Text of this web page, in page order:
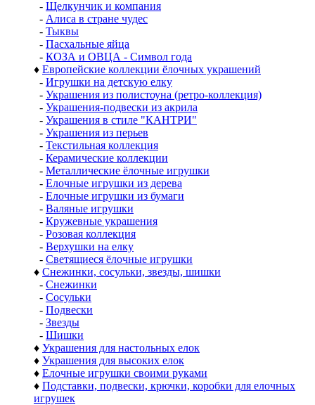
- Щелкунчик и компания
- Алиса в стране чудес
- Тыквы
- Пасхальные яйца
- КОЗА и ОВЦА - Символ года
♦ Европейские коллекции ёлочных украшений
- Игрушки на детскую елку
- Украшения из полистоуна (ретро-коллекция)
- Украшения-подвески из акрила
- Украшения в стиле "КАНТРИ"
- Украшения из перьев
- Текстильная коллекция
- Керамические коллекции
- Металлические ёлочные игрушки
- Елочные игрушки из дерева
- Елочные игрушки из бумаги
- Валяные игрушки
- Кружевные украшения
- Розовая коллекция
- Верхушки на елку
- Светящиеся ёлочные игрушки
♦ Снежинки, сосульки, звезды, шишки
- Снежинки
- Сосульки
- Подвески
- Звезды
- Шишки
♦ Украшения для настольных елок
♦ Украшения для высоких елок
♦ Елочные игрушки своими руками
♦ Подставки, подвески, крючки, коробки для елочных
игрушек